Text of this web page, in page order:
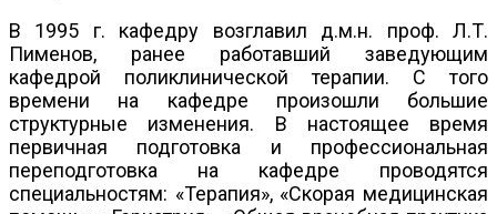
В 1995 г. кафедру возглавил д.м.н. проф. Л.Т.
Пименов, ранее работавший заведующим
кафедрой поликлинической терапии. С того
времени на кафедре произошли большие
структурные изменения. В настоящее время
первичная подготовка и профессиональная
переподготовка на кафедре проводятся
специальностям: «Терапия», «Скорая медицинская